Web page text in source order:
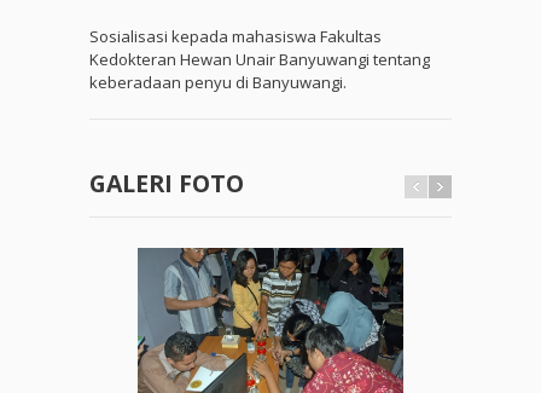
Sosialisasi kepada mahasiswa Fakultas
Kedokteran Hewan Unair Banyuwangi tentang
keberadaan penyu di Banyuwangi.
GALERI FOTO